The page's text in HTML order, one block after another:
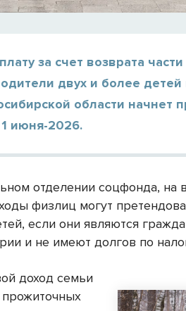
за счет возврата
двух и более детей
области начнет
июня-2026.
отделении соцфонда, на
физлиц могут
если они являются
и не имеют долгов по
доход семьи